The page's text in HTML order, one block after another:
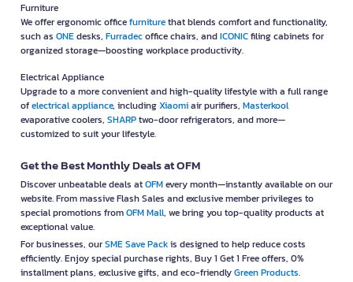
Furniture
We offer ergonomic officefurniturethat blends comfort and functionality,
such as ONEdesks, Furradecoffice chairs, andICONICfiling cabinets for
organized storage—boosting workplace productivity.
Electrical Appliance
Upgrade to a more convenient and high-quality lifestyle with a full range
ofelectrical appliance, includingXiaomiair purifiers, Masterkool
evaporative coolers, SHARPtwo-door refrigerators, and more—
customized to suit your lifestyle.
Get the Best Monthly Deals at OFM
Discover unbeatable deals atOFMevery month—instantly available on our
website. From massive Flash Sales and exclusive member privileges to
special promotions fromOFM Mall, we bring you top-quality products at
exceptional value.
For businesses, ourSME Save Packis designed to help reduce costs
efficiently. Enjoy special purchase rights, Buy 1 Get 1 Free offers, 0%
installment plans, exclusive gifts, and eco-friendlyGreen Products.